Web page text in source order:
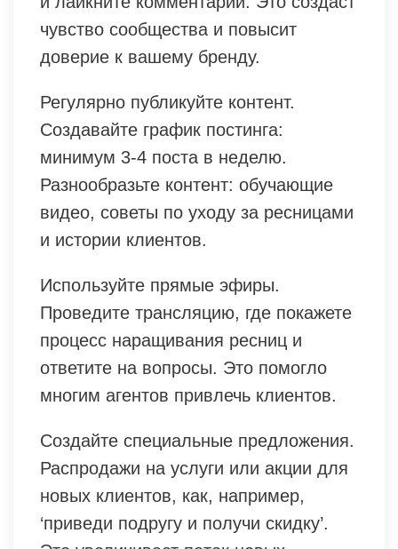
чувство сообщества и повысит
доверие к вашему бренду.
Регулярно публикуйте контент.
Создавайте график постинга:
минимум 3-4 поста в неделю.
Разнообразьте контент: обучающие
видео, советы по уходу за ресницами
и истории клиентов.
Используйте прямые эфиры.
Проведите трансляцию, где покажете
процесс наращивания ресниц и
ответите на вопросы. Это помогло
многим агентов привлечь клиентов.
Создайте специальные предложения.
Распродажи на услуги или акции для
новых клиентов, как, например,
‘приведи подругу и получи скидку’.